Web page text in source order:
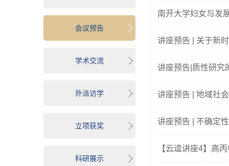
会议预告
学术交流
外派访学
立项获奖
科研展示
南开大学妇女与发
讲座预告 | 关于新
讲座预告|质性研究
讲座预告 | 地域社
讲座预告 | 不确定
【云逵讲座4】高